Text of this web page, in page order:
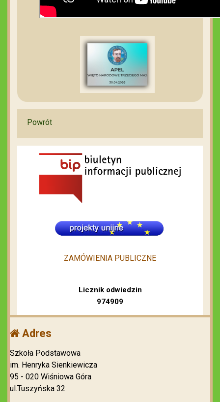
Powrót
ZAMÓWIENIA PUBLICZNE
Licznik odwiedzin
974909
Adres
Szkoła Podstawowa
im. Henryka Sienkiewicza
95 - 020 Wiśniowa Góra
ul.Tuszyńska 32